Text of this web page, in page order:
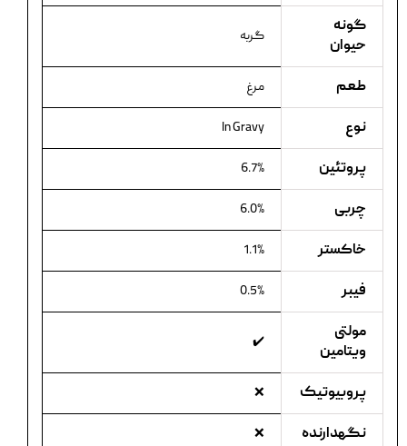
گونه
حیوان
گربه
طعم مرغ
نوع In Gravy
پروتئین 6.7%
چربی 6.0%
خاکستر 1.1%
فیبر 0.5%
مولتی
ویتامین
✔️
پروبیوتیک ❌
نگهدارنده ❌